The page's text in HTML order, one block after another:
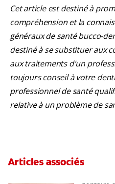
Cet article est destiné à
compréhension et la
généraux de santé bucco-
destiné à se substituer aux
aux traitements d'un
toujours conseil à votre
professionnel de santé
relative à un problème de
Articles associés